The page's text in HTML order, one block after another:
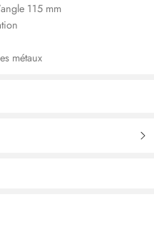
115 mm
métaux